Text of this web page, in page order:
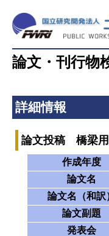
論文・刊行物
詳細情報
論文投稿 橋梁用
作成年度
論文名
論文名（和訳
論文副題
発表会